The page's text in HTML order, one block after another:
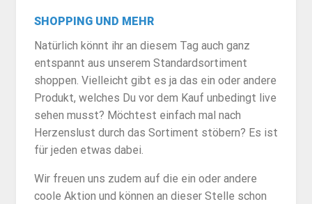
SHOPPING UND MEHR
Natürlich könnt ihr an diesem Tag auch ganz
entspannt aus unserem Standardsortiment
shoppen. Vielleicht gibt es ja das ein oder andere
Produkt, welches Du vor dem Kauf unbedingt live
sehen musst? Möchtest einfach mal nach
Herzenslust durch das Sortiment stöbern? Es ist
für jeden etwas dabei.
Wir freuen uns zudem auf die ein oder andere
coole Aktion und können an dieser Stelle schon